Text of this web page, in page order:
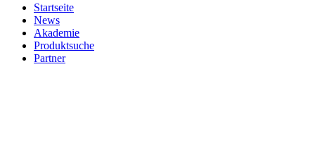
Startseite
News
Akademie
Produktsuche
Partner